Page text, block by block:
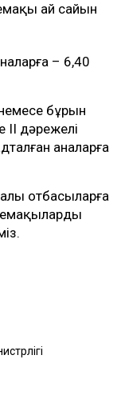
ай сайын
– 6,40
бұрын
ІІ дәрежелі
аналарға
отбасыларға